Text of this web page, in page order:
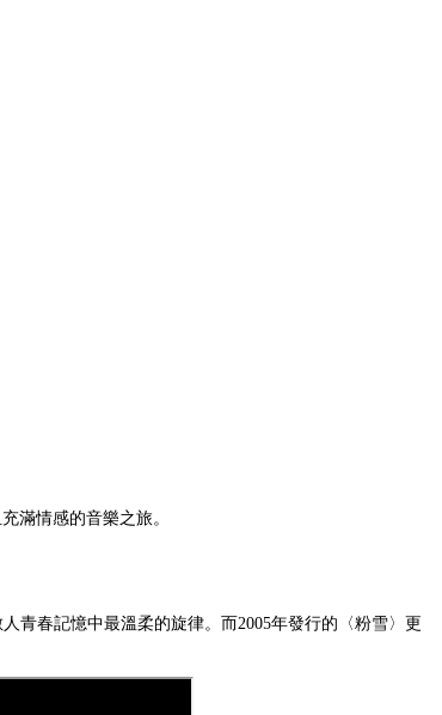
滿情感的音樂之旅。
青春記憶中最溫柔的旋律。而2005年發行的〈粉雪〉更